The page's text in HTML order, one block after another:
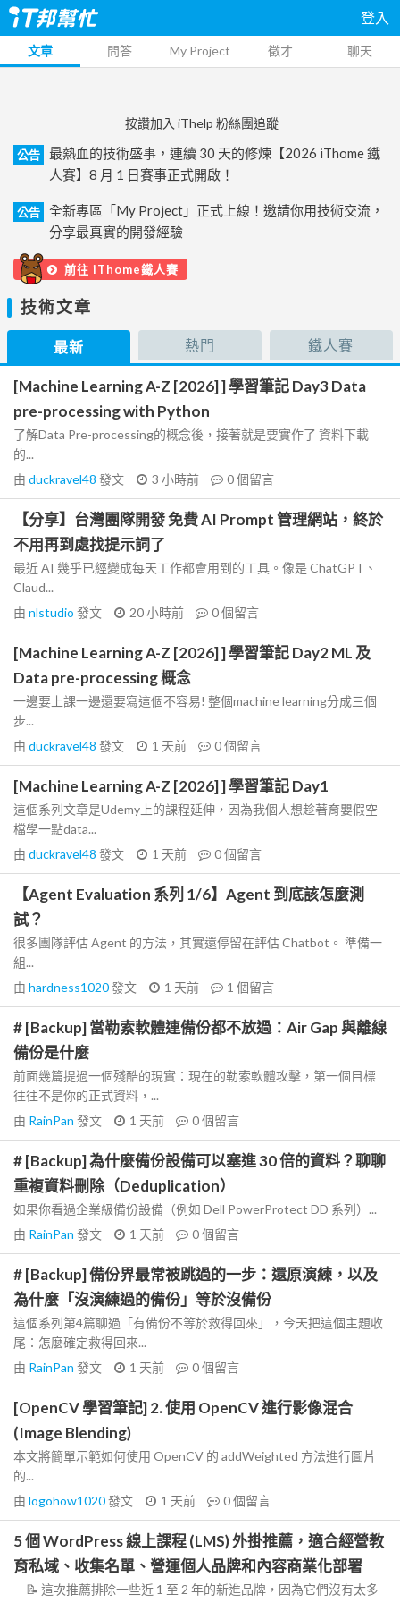
登入
文章 問答 My Project 徵才 聊天
按讚加入 iThelp 粉絲團追蹤
公告
最熱血的技術盛事，連續 30 天的修煉【2026 iThome 鐵
人賽】8 月 1 日賽事正式開啟！
公告
全新專區「My Project」正式上線！邀請你用技術交流，
分享最真實的開發經驗
前往 iThome鐵人賽
技術文章
最新 熱門 鐵人賽
[Machine Learning A-Z [2026] ] 學習筆記 Day3 Data
pre-processing with Python
了解Data Pre-processing的概念後，接著就是要實作了 資料下載
的...
由 duckravel48 發文 3 小時前 0個留言
【分享】台灣團隊開發 免費 AI Prompt 管理網站，終於
不用再到處找提示詞了
最近 AI 幾乎已經變成每天工作都會用到的工具。像是 ChatGPT、
Claud...
由 nlstudio 發文 20 小時前 0個留言
[Machine Learning A-Z [2026] ] 學習筆記 Day2 ML 及
Data pre-processing 概念
一邊要上課一邊還要寫這個不容易! 整個machine learning分成三個
步...
由 duckravel48 發文 1 天前 0個留言
[Machine Learning A-Z [2026] ] 學習筆記 Day1
這個系列文章是Udemy上的課程延伸，因為我個人想趁著育嬰假空
檔學一點data...
由 duckravel48 發文 1 天前 0個留言
【Agent Evaluation 系列 1/6】Agent 到底該怎麼測
試？
很多團隊評估 Agent 的方法，其實還停留在評估 Chatbot。 準備一
組...
由 hardness1020發文 1 天前 1 個留言
# [Backup] 當勒索軟體連備份都不放過：Air Gap 與離線
備份是什麼
前面幾篇提過一個殘酷的現實：現在的勒索軟體攻擊，第一個目標
往往不是你的正式資料，...
由 RainPan 發文 1 天前 0個留言
# [Backup] 為什麼備份設備可以塞進 30 倍的資料？聊聊
重複資料刪除（Deduplication）
如果你看過企業級備份設備（例如 Dell PowerProtect DD 系列）...
由 RainPan 發文 1 天前 0個留言
# [Backup] 備份界最常被跳過的一步：還原演練，以及
為什麼「沒演練過的備份」等於沒備份
這個系列第4篇聊過「有備份不等於救得回來」，今天把這個主題收
尾：怎麼確定救得回來...
由 RainPan 發文 1 天前 0個留言
[OpenCV 學習筆記] 2. 使用 OpenCV 進行影像混合
(Image Blending)
本文將簡單示範如何使用 OpenCV 的 addWeighted 方法進行圖片
的...
由 logohow1020發文 1 天前 0個留言
5 個 WordPress 線上課程 (LMS) 外掛推薦，適合經營教
育私域、收集名單、營運個人品牌和內容商業化部署
📝 這次推薦排除一些近 1 至 2 年的新進品牌，因為它們沒有太多